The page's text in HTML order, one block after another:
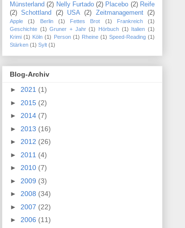
Münsterland (2) Nelly Furtado (2) Placebo (2) Reife
(2) Schottland (2) USA (2) Zeitmanagement (2)
Apple (1) Berlin (1) Fettes Brot (1) Frankreich
(1)
Geschichte (1) Gruner + Jahr (1) Hörbuch (1) Italien (1)
Krimi (1) Köln (1) Person (1) Rheine (1) Speed-Reading (1)
Stärken (1) Sylt (1)
Blog-Archiv
► 2021 (1)
► 2015 (2)
► 2014 (7)
► 2013 (16)
► 2012 (26)
► 2011 (4)
► 2010 (7)
► 2009 (3)
► 2008 (34)
► 2007 (22)
► 2006 (11)